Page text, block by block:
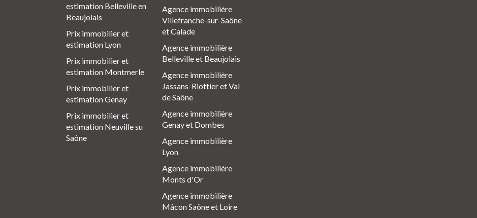
estimation Belleville en
Beaujolais
Prix immobilier et
estimation Lyon
Prix immobilier et
estimation Montmerle
Prix immobilier et
estimation Genay
Prix immobilier et
estimation Neuville su
Saône
Agence immobilière
Villefranche-sur-Saône
et Calade
Agence immobilière
Belleville et Beaujolais
Agence immobilière
Jassans-Riottier et Val
de Saône
Agence immobilière
Genay et Dombes
Agence immobilière
Lyon
Agence immobilière
Monts d'Or
Agence immobilière
Mâcon Saône et Loire